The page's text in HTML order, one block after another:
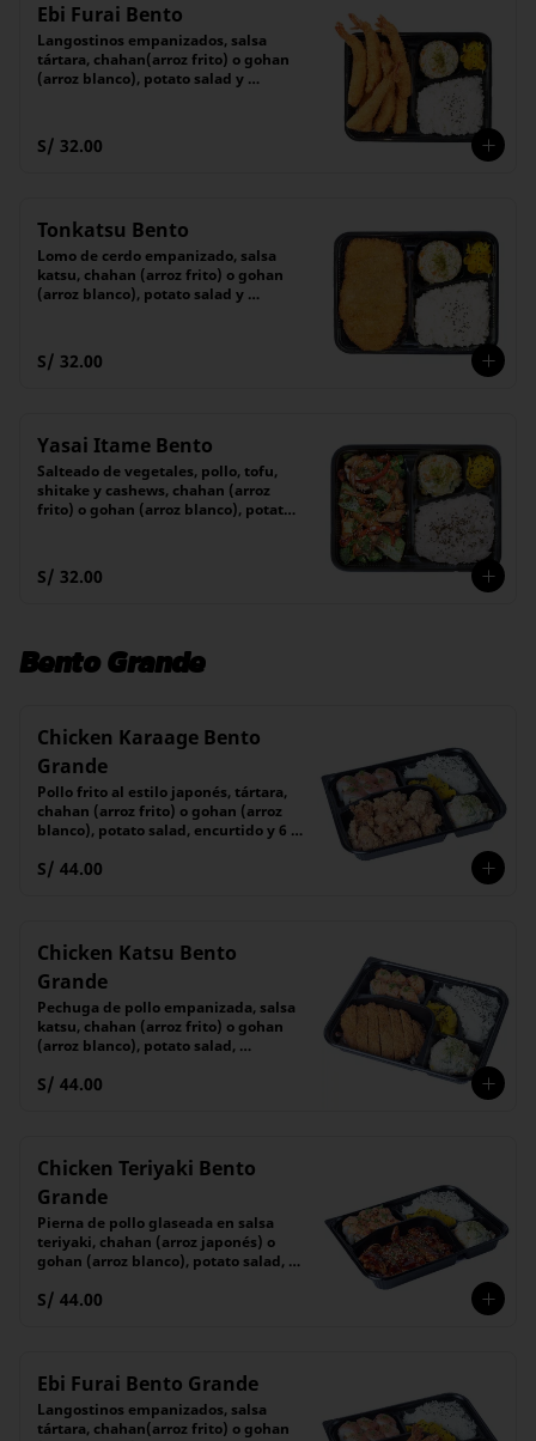
Ebi Furai Bento
Langostinos empanizados, salsa
tártara, chahan(arroz frito) o gohan
(arroz blanco), potato salad y
S/ 32.00
Tonkatsu Bento
Lomo de cerdo empanizado, salsa
katsu, chahan (arroz frito) o gohan
(arroz blanco), potato salad y
S/ 32.00
Yasai Itame Bento
Salteado de vegetales, pollo, tofu,
shitake y cashews, chahan (arroz
frito) o gohan (arroz blanco), potato
S/ 32.00
Bento Grande
Chicken Karaage Bento
Grande
Pollo frito al estilo japonés, tártara,
chahan (arroz frito) o gohan (arroz
blanco), potato salad, encurtido y 6
S/ 44.00
Chicken Katsu Bento
Grande
Pechuga de pollo empanizada, salsa
katsu, chahan (arroz frito) o gohan
(arroz blanco), potato salad,
S/ 44.00
Chicken Teriyaki Bento
Grande
Pierna de pollo glaseada en salsa
teriyaki, chahan (arroz japonés) o
gohan (arroz blanco), potato salad,
S/ 44.00
Ebi Furai Bento Grande
Langostinos empanizados, salsa
tártara, chahan(arroz frito) o gohan